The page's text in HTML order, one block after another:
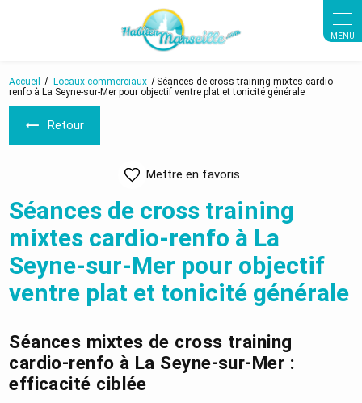
Accueil Locaux commerciaux
Séances de cross training mixtes cardio-
renfo à La Seyne-sur-Mer pour objectif ventre plat et tonicité générale
Retour
Mettre en favoris
Séances de cross training
mixtes cardio-renfo à La
Seyne-sur-Mer pour objectif
ventre plat et tonicité générale
Séances mixtes de cross training
cardio-renfo à La Seyne-sur-Mer :
efficacité ciblée
Panneau de gestion des cookies